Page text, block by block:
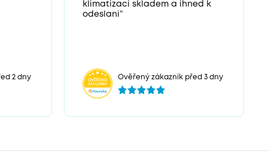
2 dny
klimatizaci skladem a ihned k
odeslani“
Ověřený zákazník před 3 dny